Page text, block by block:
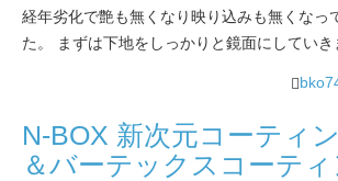
経年劣化で艶も無くなり映り込みも無くなっ
た。 まずは下地をしっかりと鏡面にしていき
N-BOX 新次元コーティ
＆バーテックスコーテ